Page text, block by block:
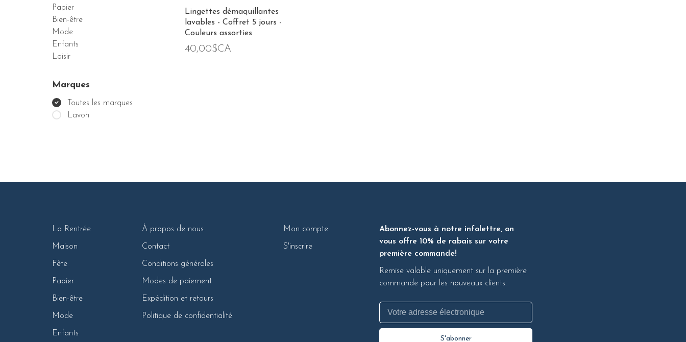
Papier
Bien-être
Mode
Enfants
Loisir
Marques
Toutes les marques
Lavoh
Lingettes démaquillantes
lavables - Coffret 5 jours -
Couleurs assorties
40,00$CA
La Rentrée
Maison
Fête
Papier
Bien-être
Mode
Enfants
À propos de nous
Contact
Conditions générales
Modes de paiement
Expédition et retours
Politique de confidentialité
Mon compte
S'inscrire
Abonnez-vous à notre infolettre, on
vous offre 10% de rabais sur votre
première commande!
Remise valable uniquement sur la première
commande pour les nouveaux clients.
S'abonner